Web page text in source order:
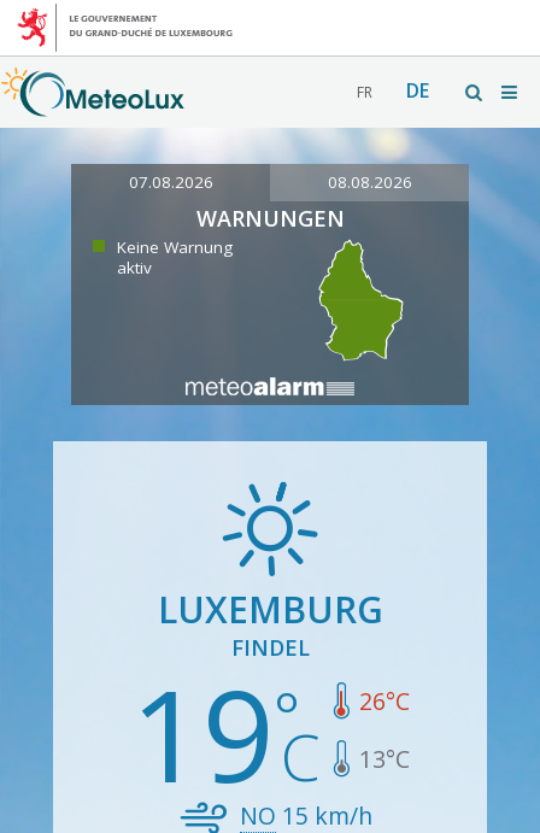
FR DE
07.08.2026 08.08.2026
WARNUNGEN
Keine Warnung
aktiv
LUXEMBURG
FINDEL
19 26°C
13°C
NO 15 km/h